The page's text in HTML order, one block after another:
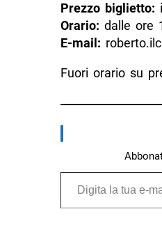
Prezzo biglietto:
Orario: dalle ore
E-mail:
Fuori orario su
Digita la tua e-mail...